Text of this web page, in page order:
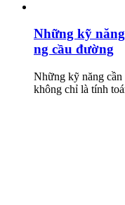
Những kỹ
ng cầu đường
Những kỹ năng
không chỉ là tính